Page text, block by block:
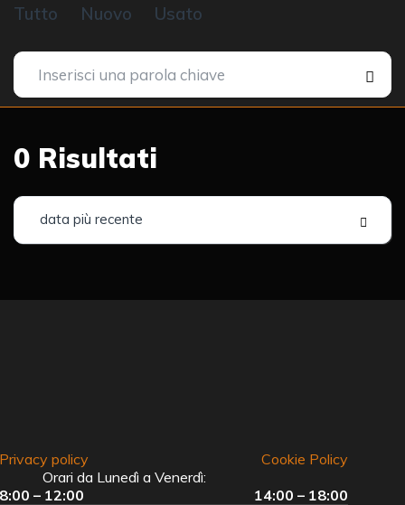
Tutto Nuovo Usato
0 Risultati
data più recente
Privacy policy
Cookie Policy
Orari da Lunedì a Venerdì:
8:00 – 12:00
14:00 – 18:00